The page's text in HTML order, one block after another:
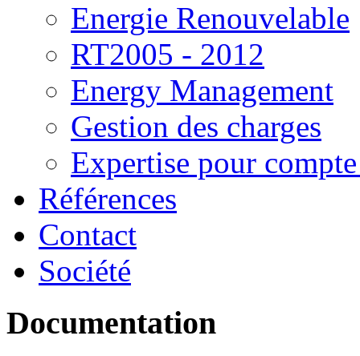
Energie Renouvelable
RT2005 - 2012
Energy Management
Gestion des charges
Expertise pour
Références
Contact
Société
Documentation